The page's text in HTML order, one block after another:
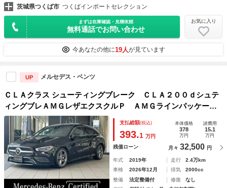
茨城県つくば市 つくばインポートセレクション
まずは在庫確認・見積依頼
無料通話でお問い合わせ
お気に入り
今あなたの他に19人が見ています
UP メルセデス・ベンツ
ＣＬＡクラス シューティングブレーク ＣＬＡ２００ｄシュテ
ィングブレＡＭＧレザエクスクルＰ ＡＭＧラインパッケー
ジ パノラミックスライディングルーフ ＡＭＧレザーエクス
クルーシブＰ アドバンスドＰ レーダーセーフティーパッケ
ージ ヘッドアップディスプレイ ３６０度カメラ フットト
ランクオープ
支払総額(税込)
393.1 万円
本体価格
378
万円
諸費用
15.1
万円
残価ローン 月々 32,500 円
年式 2019年 走行
2.4万km
車検
2026年12月 排気
2000cc
整備
法定整備付 修復
なし